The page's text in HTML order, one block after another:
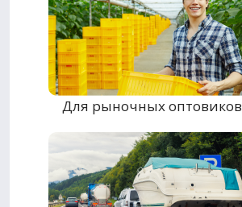
Для рыночных оптовиков